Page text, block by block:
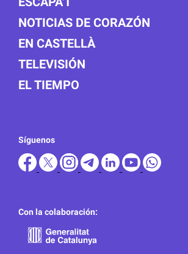
NOTICIAS DE CORAZÓN
EN CASTELLÀ
TELEVISIÓN
EL TIEMPO
Síguenos
Con la colaboración: